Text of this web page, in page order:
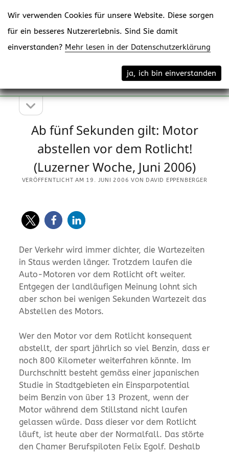
Menü
Seitenleiste
Seitenleiste
öffnen
Ab fünf Sekunden gilt: Motor
abstellen vor dem Rotlicht!
(Luzerner Woche, Juni 2006)
VERÖFFENTLICHT AM 19. JUNI 2006 VON DAVID EPPENBERGER
Der Verkehr wird immer dichter, die Wartezeiten
in Staus werden länger. Trotzdem laufen die
Auto-Motoren vor dem Rotlicht oft weiter.
Entgegen der landläufigen Meinung lohnt sich
aber schon bei wenigen Sekunden Wartezeit das
Abstellen des Motors.
Wer den Motor vor dem Rotlicht konsequent
abstellt, der spart jährlich so viel Benzin, dass er
noch 800 Kilometer weiterfahren könnte. Im
Durchschnitt besteht gemäss einer japanischen
Studie in Stadtgebieten ein Einsparpotential
beim Benzin von über 13 Prozent, wenn der
Motor während dem Stillstand nicht laufen
gelassen würde. Dass dieser vor dem Rotlicht
läuft, ist heute aber der Normalfall. Das störte
den Chamer Berufspiloten Felix Egolf. Deshalb
Wir verwenden Cookies für unsere Website. Diese sorgen
für ein besseres Nutzererlebnis. Sind Sie damit
einverstanden? Mehr lesen in der Datenschutzerklärung
ja, ich bin einverstanden